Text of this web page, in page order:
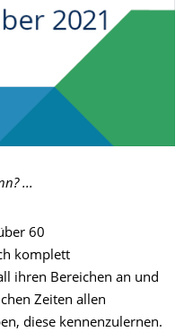
...
60
komplett
ihren Bereichen an und
Zeiten allen
diese kennenzulernen.